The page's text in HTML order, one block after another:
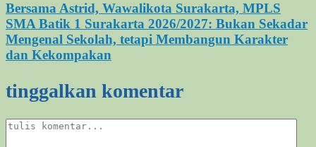
Bersama Astrid, Wawalikota Surakarta, MPLS
SMA Batik 1 Surakarta 2026/2027: Bukan Sekadar
Mengenal Sekolah, tetapi Membangun Karakter
dan Kekompakan
tinggalkan komentar